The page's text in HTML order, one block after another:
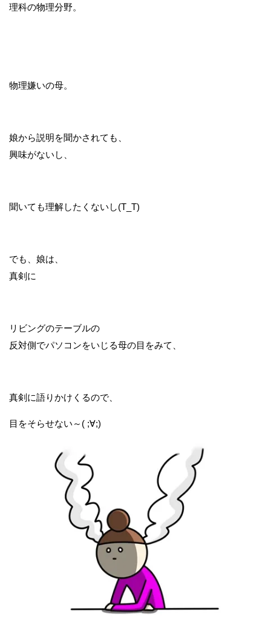
理科の物理分野。
物理嫌いの母。
娘から説明を聞かされても、
興味がないし、
聞いても理解したくないし(T_T)
でも、娘は、
真剣に
リビングのテーブルの
反対側でパソコンをいじる母の目をみて、
真剣に語りかけくるので、
目をそらせない～( ;∀;)